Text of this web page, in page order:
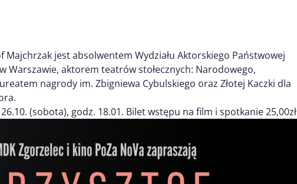
Majchrzak jest absolwentem Wydziału Aktorskiego Państwowej
Warszawie, aktorem teatrów stołecznych: Narodowego,
nagrody im. Zbigniewa Cybulskiego oraz Złotej Kaczki dla
(sobota), godz. 18.01. Bilet wstępu na film i spotkanie 25,00zł